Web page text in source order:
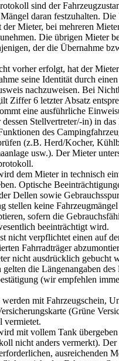
sind der
daran festzuhalten. Die
der Mieter, bei mehreren
Die übrigen Mieter
der die Übernahme
vorher erfolgt, hat der Mieter
seine Identität durch
nachzuweisen. Bei
Ziffer 6 letzter Absatz
eine ausführliche
Stellvertreter/-in) in
des
(z.B. Herd/Kocher,
usw.). Der Mieter
dem Mieter in technisch
Optische
Dellen sowie
stellen keine
sofern die
beeinträchtigt wird.
nicht verpflichtet einen auf
Fahrradträger
nicht ausdrücklich gebucht
die Längenangaben des
(wir empfehlen
mit Fahrzeugschein,
(Grüne
vermietet.
mit vollem Tank
nicht anders vermerkt).
ausreichenden